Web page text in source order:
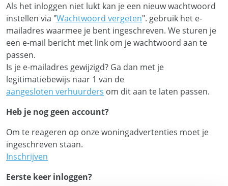
Als het inloggen niet lukt kan je een nieuw wachtwoord
instellen via "Wachtwoord vergeten". gebruik het e-
mailadres waarmee je bent ingeschreven. We sturen je
een e-mail bericht met link om je wachtwoord aan te
passen.
Is je e-mailadres gewijzigd? Ga dan met je
legitimatiebewijs naar 1 van de
aangesloten verhuurders om dit aan te laten passen.
Heb je nog geen account?
Om te reageren op onze woningadvertenties moet je
ingeschreven staan.
Inschrijven
Eerste keer inloggen?